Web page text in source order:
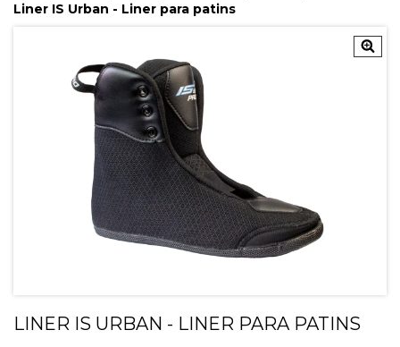
Liner IS Urban - Liner para patins
LINER IS URBAN - LINER PARA PATINS